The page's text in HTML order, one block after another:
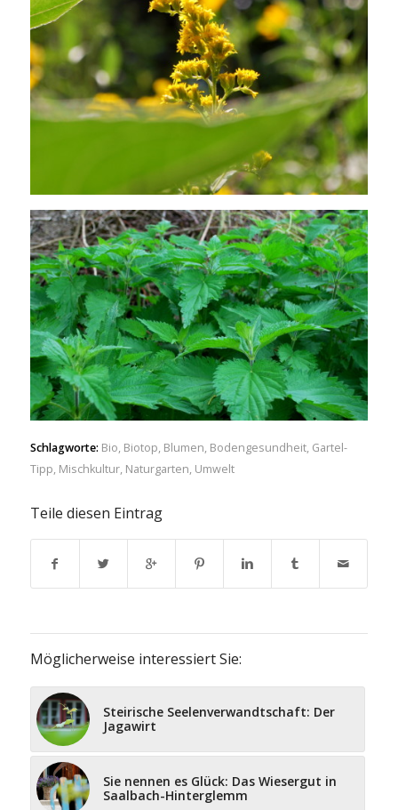
Schlagworte: Bio, Biotop, Blumen, Bodengesundheit, Gartel-
Tipp, Mischkultur, Naturgarten, Umwelt
Teile diesen Eintrag
Möglicherweise interessiert Sie:
Steirische Seelenverwandtschaft: Der
Jagawirt
Sie nennen es Glück: Das Wiesergut in
Saalbach-Hinterglemm